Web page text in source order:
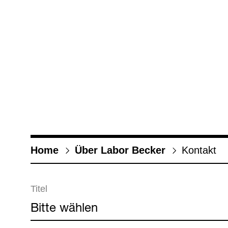
Home Über Labor Becker Kon­takt
Titel